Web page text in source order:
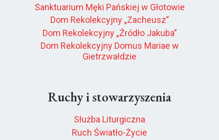
Sanktuarium Męki Pańskiej w Głotowie
Dom Rekolekcyjny „Zacheusz”
Dom Rekolekcyjny „Źródło Jakuba”
Dom Rekolekcyjny Domus Mariae w
Gietrzwałdzie
Ruchy i stowarzyszenia
Służba Liturgiczna
Ruch Światło-Życie